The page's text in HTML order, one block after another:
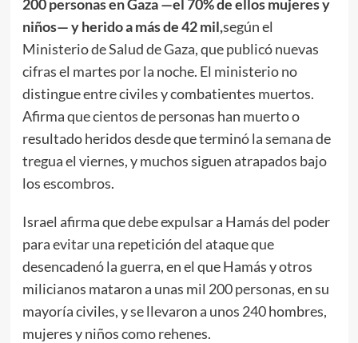
200 personas en Gaza —el 70% de ellos mujeres y
niños— y herido a más de 42 mil,según el
Ministerio de Salud de Gaza, que publicó nuevas
cifras el martes por la noche. El ministerio no
distingue entre civiles y combatientes muertos.
Afirma que cientos de personas han muerto o
resultado heridos desde que terminó la semana de
tregua el viernes, y muchos siguen atrapados bajo
los escombros.
Israel afirma que debe expulsar a Hamás del poder
para evitar una repetición del ataque que
desencadenó la guerra, en el que Hamás y otros
milicianos mataron a unas mil 200 personas, en su
mayoría civiles, y se llevaron a unos 240 hombres,
mujeres y niños como rehenes.